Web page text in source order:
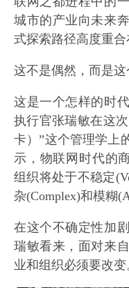
城市的产业向未来
式探索路径高度重合
这不是偶然，而是这
这是一个怎样的时
执行官张瑞敏在这
卡）”这个管理学上
示，物联网时代的
组织将处于不稳定
杂(Complex)和模糊
在这个不确定性加
瑞敏看来，面对来
业和组织必须要改变